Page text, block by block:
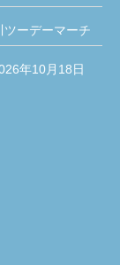
ツーデーマーチ
年10月18日